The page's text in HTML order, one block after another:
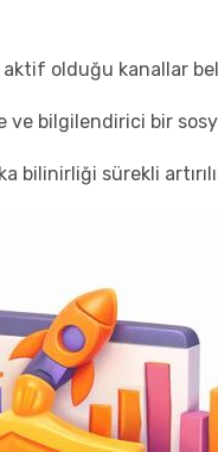
aktif olduğu kanallar
ve bilgilendirici bir
bilinirliği sürekli